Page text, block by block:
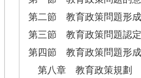
第二節 教育政策問題形
第三節 教育政策問題認
第四節 教育政策問題形成
第八章 教育政策規劃